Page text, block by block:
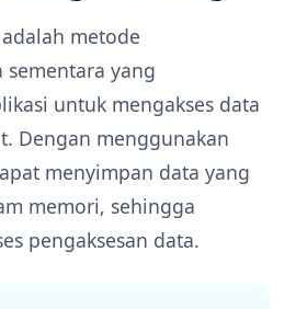
metode
yang
untuk mengakses data
Dengan menggunakan
menyimpan data yang
memori, sehingga
pengaksesan data.